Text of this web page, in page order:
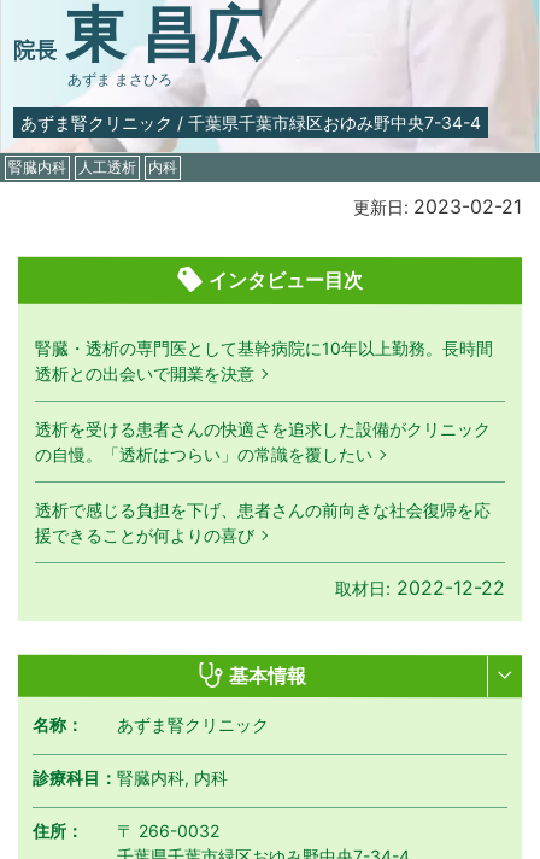
院長 東 昌広
あずま まさひろ
あずま腎クリニック / 千葉県千葉市緑区おゆみ野中央7-34-4
腎臓内科 人工透析 内科
更新日: 2023-02-21
インタビュー目次
腎臓・透析の専門医として基幹病院に10年以上勤務。長時間
透析との出会いで開業を決意
透析を受ける患者さんの快適さを追求した設備がクリニック
の自慢。「透析はつらい」の常識を覆したい
透析で感じる負担を下げ、患者さんの前向きな社会復帰を応
援できることが何よりの喜び
取材日: 2022-12-22
基本情報
名称： あずま腎クリニック
診療科目：腎臓内科, 内科
住所：
〒 266-0032